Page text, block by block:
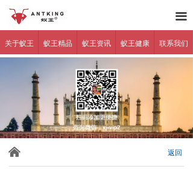
끀
网站首页
关于蚁王
蚁王精品
蚁王资讯
蚁王健康
产品反馈
蚁王官网
关于蚁王 蚁王精品 蚁王资讯 蚁王健康 联系我们
낀 返回